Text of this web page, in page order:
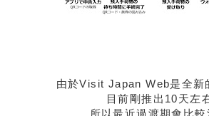
由於Visit Japan Web是全新
目前剛推出10天左
所以最近過渡期會比較